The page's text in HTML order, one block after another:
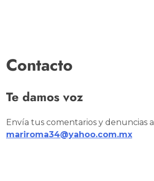
Contacto
Te damos voz
Envía tus comentarios y denuncias a
mariroma34@yahoo.com.mx